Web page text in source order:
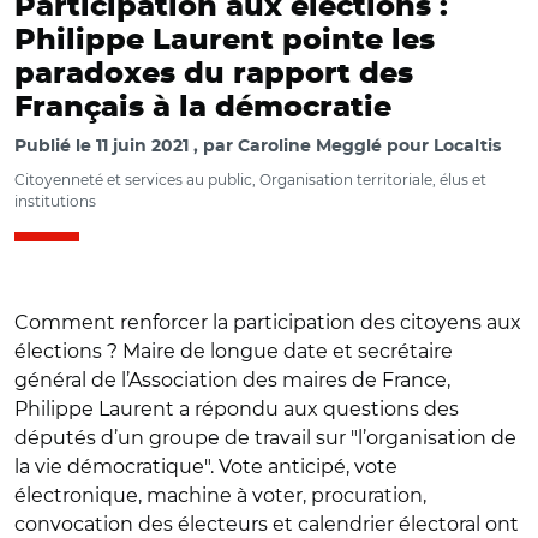
Participation aux élections :
Philippe Laurent pointe les
paradoxes du rapport des
Français à la démocratie
Publié le 11 juin 2021 par Caroline Megglé pour Localtis
Citoyenneté et services au public, Organisation territoriale, élus et
institutions
Comment renforcer la participation des citoyens aux
élections ? Maire de longue date et secrétaire
général de l’Association des maires de France,
Philippe Laurent a répondu aux questions des
députés d’un groupe de travail sur "l’organisation de
la vie démocratique". Vote anticipé, vote
électronique, machine à voter, procuration,
convocation des électeurs et calendrier électoral ont
© Capture vidéo Assemblée nationale/ Audition de